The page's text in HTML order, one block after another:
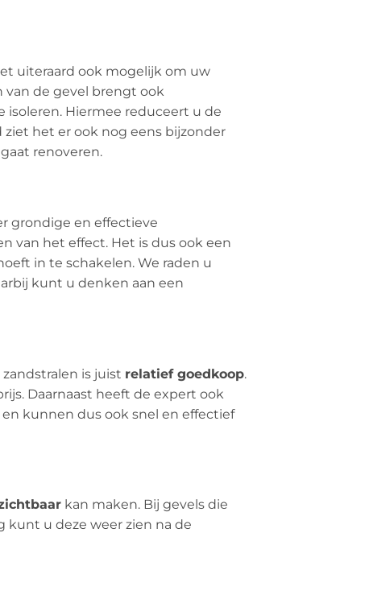
uiteraard ook mogelijk om uw
van de gevel brengt ook
Hiermee reduceert u de
het er ook nog eens bijzonder
renoveren.
grondige en effectieve
van het effect. Het is dus ook een
in te schakelen. We raden u
kunt u denken aan een
is juist relatief goedkoop.
Daarnaast heeft de expert ook
kunnen dus ook snel en effectief
kan maken. Bij gevels die
kunt u deze weer zien na de